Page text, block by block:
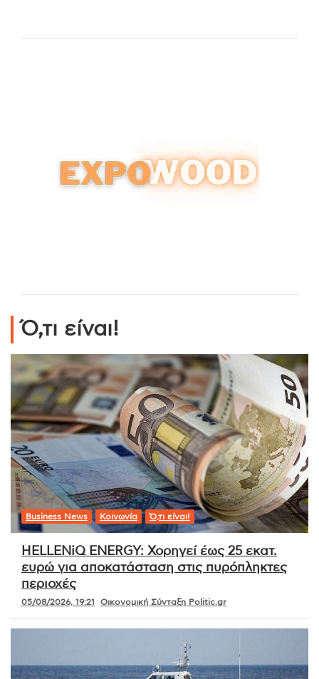
Ό,τι είναι!
Business News Κοινωνία Ό,τι είναι!
HELLENiQ ENERGY: Χορηγεί έως 25 εκατ.
ευρώ για αποκατάσταση στις πυρόπληκτες
περιοχές
05/08/2026, 19:21 Οικονομική Σύνταξη Politic.gr